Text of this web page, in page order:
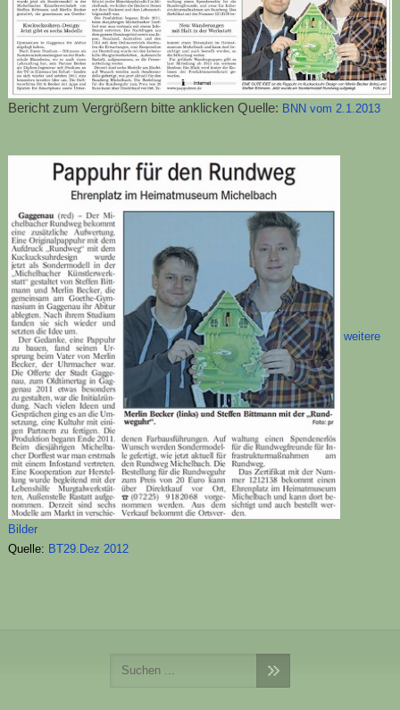
Bericht zum Vergrößern bitte anklicken Quelle: BNN vom 2.1.2013
weitere
Bilder
Quelle: BT29.Dez 2012